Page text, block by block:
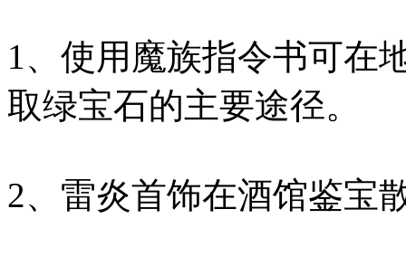
1、使用魔族指令书可在
取绿宝石的主要途径。
2、雷炎首饰在酒馆鉴宝